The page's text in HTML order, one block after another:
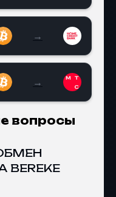
Банк RUB
→
(BTC) на
Банк
→
(BTC) на
вопросы
BEREKE